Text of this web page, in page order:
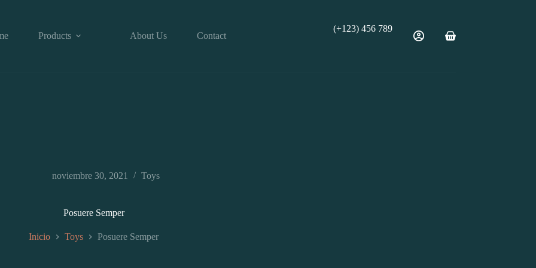
Products About Us Contact
(+123) 456 789
Carro
noviembre 30, 2021 Toys
Posuere Semper
Inicio Toys Posuere Semper